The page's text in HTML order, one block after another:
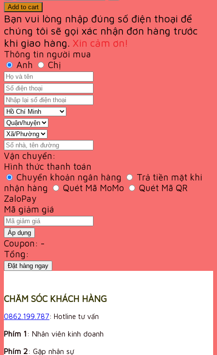
Add to cart
Bạn vui lòng nhập đúng số điện thoại để
chúng tôi sẽ gọi xác nhận đơn hàng trước
khi giao hàng. Xin cảm ơn!
Thông tin người mua
Anh
Chị
Vận chuyển:
Hình thức thanh toán
Chuyển khoản ngân hàng
Trả tiền mặt khi
nhận hàng
Quét Mã MoMo
Quét Mã QR
ZaloPay
Mã giảm giá
Áp dụng
Coupon: -
Tổng:
Đặt hàng ngay
CHĂM SÓC KHÁCH HÀNG
0862.199.787: Hotline tư vấn
Phím 1: Nhân viên kinh doanh
Phím 2: Gặp nhân sự